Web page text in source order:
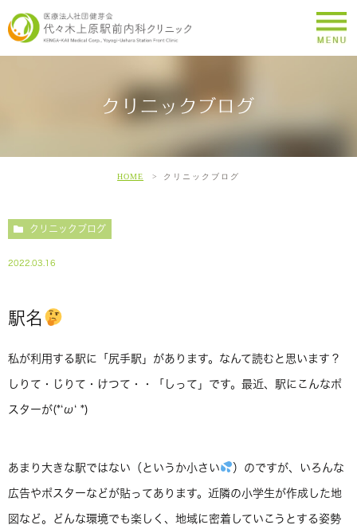
クリニックブログ
HOME クリニックブログ
クリニックブログ
2022.03.16
駅名
私が利用する駅に「尻手駅」があります。なんて読むと思います？
しりて・じりて・けつて・・「しって」です。最近、駅にこんなポ
スターが(*‘ω‘ *)
あまり大きな駅ではない（というか小さい ）のですが、いろんな
広告やポスターなどが貼ってあります。近隣の小学生が作成した地
図など。どんな環境でも楽しく、地域に密着していこうとする姿勢